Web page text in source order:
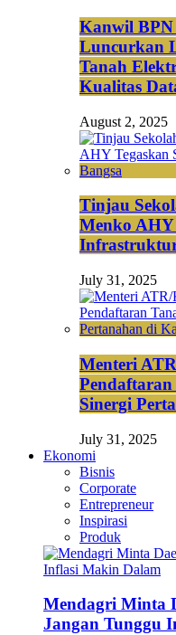
Kanwil
Luncurkan
Tanah
Kualitas
August 2, 2025
Tinjau
Menko AHY
July 31, 2025
Menteri
Sinergi
July 31, 2025
Ekonomi
Bisnis
Corporate
Entrepreneur
Inspirasi
Produk
Mendagri Minta
Jangan Tunggu